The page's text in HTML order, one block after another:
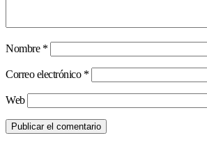
Nombre *
Correo electrónico *
Web